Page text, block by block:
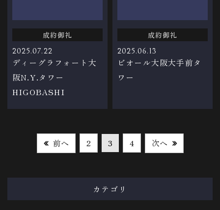
成約御礼
2025.07.22
ディーグラフォート大
阪N.Y.タワー
HIGOBASHI
成約御礼
2025.06.13
ビオール大阪大手前タ
ワー
前へ 2 3 4 次へ
カテゴリ